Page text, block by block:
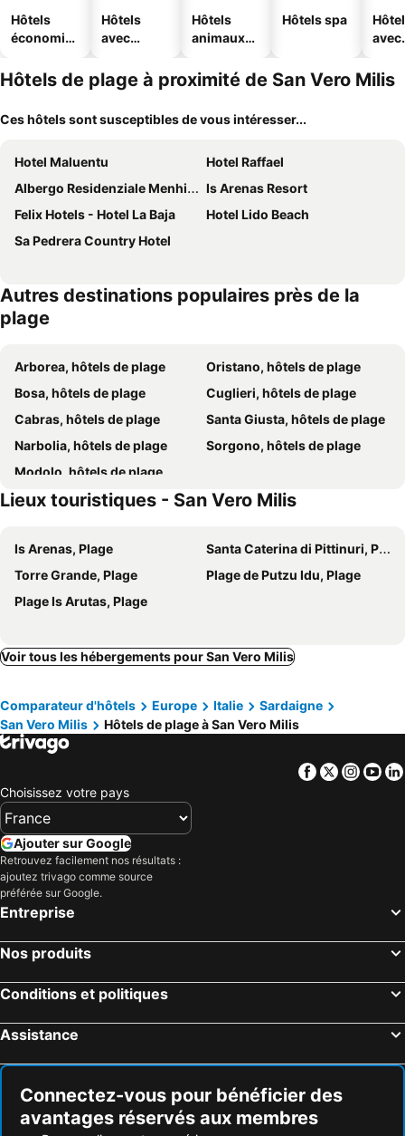
Hôtels
économiq
Hôtels
avec
Hôtels
animaux
Hôtels spa
avec
Hôtels de plage à proximité de San Vero Milis
Ces hôtels sont susceptibles de vous intéresser...
Hotel Maluentu
Hotel Raffael
Albergo Residenziale Menhirs
Is Arenas Resort
Felix Hotels - Hotel La Baja
Hotel Lido Beach
Sa Pedrera Country Hotel
Autres destinations populaires près de la
plage
Arborea, hôtels de plage
Oristano, hôtels de plage
Bosa, hôtels de plage
Cuglieri, hôtels de plage
Cabras, hôtels de plage
Santa Giusta, hôtels de plage
Narbolia, hôtels de plage
Sorgono, hôtels de plage
Modolo, hôtels de plage
Lieux touristiques - San Vero Milis
Is Arenas, Plage
Santa Caterina di Pittinuri, Plage
Torre Grande, Plage
Plage de Putzu Idu, Plage
Plage Is Arutas, Plage
Voir tous les hébergements pour San Vero Milis
Comparateur d'hôtels Europe Italie
Sardaigne
San Vero Milis
Hôtels de plage à San Vero Milis
Facebook
Twitter
Choisissez votre pays
Ajouter sur Google
Retrouvez facilement nos résultats :
ajoutez trivago comme source
préférée sur Google.
Entreprise
Nos produits
Conditions et politiques
Assistance
Connectez-vous pour bénéficier des
avantages réservés aux membres